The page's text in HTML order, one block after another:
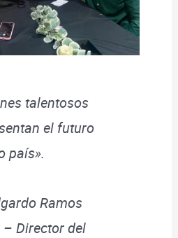
talentosos
el futuro
país».
Ramos
Director del